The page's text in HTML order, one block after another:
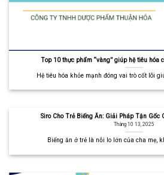
Top 10 thực phẩm “vàng” giúp hệ tiêu hóa
Hệ tiêu hóa khỏe mạnh đóng vai trò cốt lõi
Siro Cho Trẻ Biếng Ăn: Giải Pháp Tận Gốc
Tháng 10 13, 2025
Biếng ăn ở trẻ là nỗi lo lớn của cha mẹ,